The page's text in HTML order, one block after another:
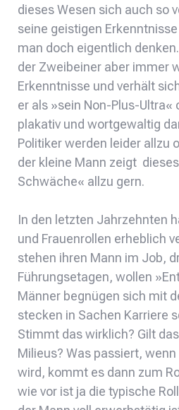
dieses Wesen sich auch so
seine geistigen
man doch eigentlich
der Zweibeiner aber immer
Erkenntnisse und verhält
er als »sein Non-Plus-Ultra«
plakativ und wortgewaltig
Politiker werden leider allzu
der kleine Mann zeigt
Schwäche« allzu gern.
In den letzten Jahrzehnten
und Frauenrollen erheblich
stehen ihren Mann im Job,
Führungsetagen, wollen
Männer begnügen sich mit
stecken in Sachen Karriere
Stimmt das wirklich? Gilt
Milieus? Was passiert,
wird, kommt es dann zum
wie vor ist ja die typische